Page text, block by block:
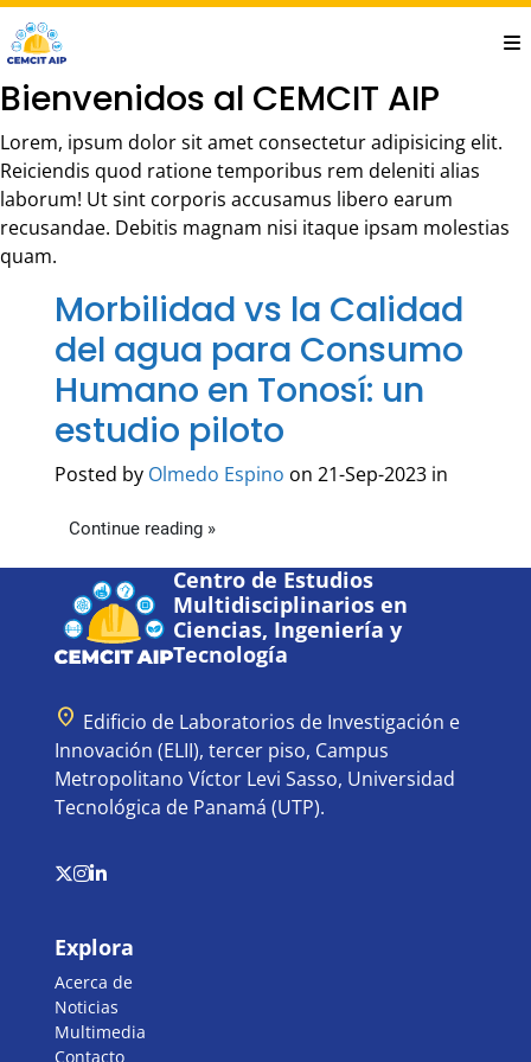
Saltar
al
contenido
principal
Bienvenidos al CEMCIT AIP
Lorem, ipsum dolor sit amet consectetur adipisicing elit.
Reiciendis quod ratione temporibus rem deleniti alias
laborum! Ut sint corporis accusamus libero earum
recusandae. Debitis magnam nisi itaque ipsam molestias
quam.
Morbilidad vs la Calidad
del agua para Consumo
Humano en Tonosí: un
estudio piloto
Posted by Olmedo Espino on 21-Sep-2023 in
Continue reading »
Centro de Estudios
Multidisciplinarios en
Ciencias, Ingeniería y
Tecnología
location_on Edificio de Laboratorios de Investigación e
Innovación (ELII), tercer piso, Campus
Metropolitano Víctor Levi Sasso, Universidad
Tecnológica de Panamá (UTP).
Explora
Acerca de
Noticias
Multimedia
Contacto